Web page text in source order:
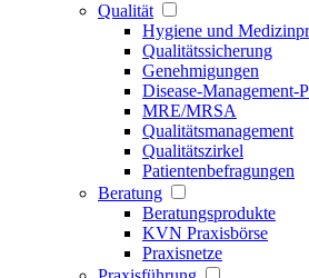
Qualität
Hygiene und
Qualitätssicherung
Genehmigungen
Disease-Management-
MRE/MRSA
Qualitätsmanagement
Qualitätszirkel
Patientenbefragungen
Beratung
Beratungsprodukte
KVN Praxisbörse
Praxisnetze